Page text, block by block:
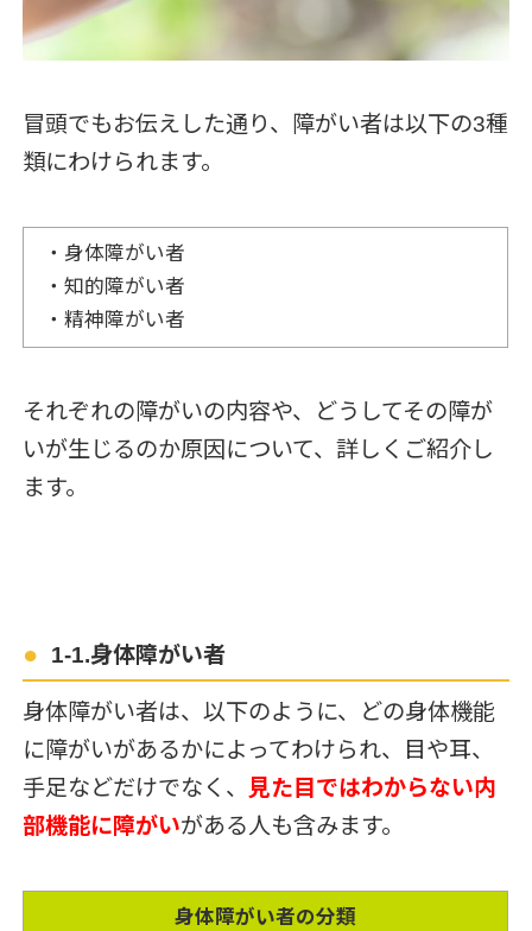
冒頭でもお伝えした通り、障がい者は以下の3種
類にわけられます。
・身体障がい者
・知的障がい者
・精神障がい者
それぞれの障がいの内容や、どうしてその障が
いが生じるのか原因について、詳しくご紹介し
ます。
1-1.身体障がい者
身体障がい者は、以下のように、どの身体機能
に障がいがあるかによってわけられ、目や耳、
手足などだけでなく、
見た目ではわからない内
部機能に障がいがある人も含みます。
身体障がい者の分類